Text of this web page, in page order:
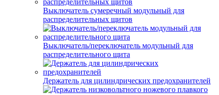
Выключатель сумеречный модульный для
распределительных щитов
Выключатель/переключатель модульный для
распределительного щита
Держатель для цилиндрических предохранителей